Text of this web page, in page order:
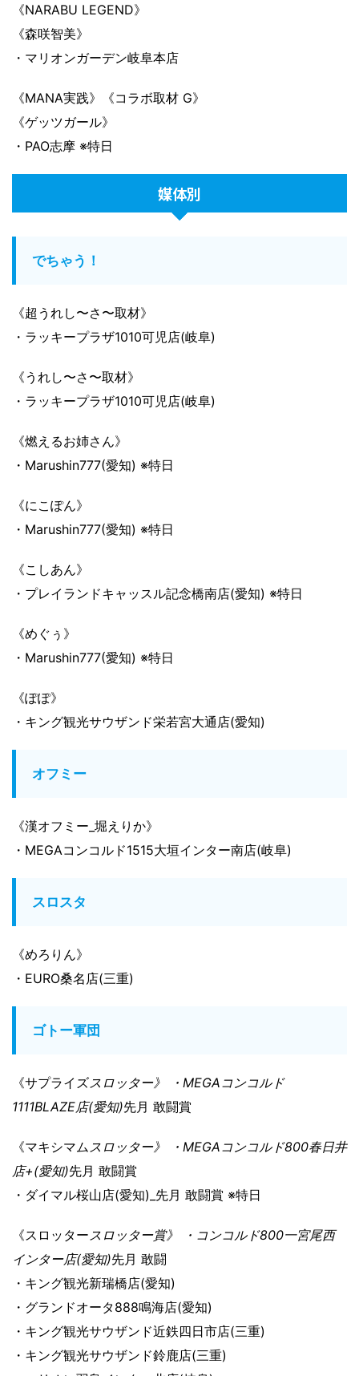
《NARABU LEGEND》
《森咲智美》
・マリオンガーデン岐阜本店
《MANA実践》《コラボ取材 G》
《ゲッツガール》
・PAO志摩 ※特日
媒体別
でちゃう！
《超うれし〜さ〜取材》
・ラッキープラザ1010可児店(岐阜)
《うれし〜さ〜取材》
・ラッキープラザ1010可児店(岐阜)
《燃えるお姉さん》
・Marushin777(愛知) ※特日
《にこぽん》
・Marushin777(愛知) ※特日
《こしあん》
・プレイランドキャッスル記念橋南店(愛知) ※特日
《めぐぅ》
・Marushin777(愛知) ※特日
《ぽぽ》
・キング観光サウザンド栄若宮大通店(愛知)
オフミー
《漢オフミー_堀えりか》
・MEGAコンコルド1515大垣インター南店(岐阜)
スロスタ
《めろりん》
・EURO桑名店(三重)
ゴトー軍団
《サプライズ スロッター》 ・MEGAコンコルド
1111BLAZE店(愛知)先月 敢闘賞
《マキシマム スロッター》 ・MEGAコンコルド800春日井
店+(愛知)先月 敢闘賞
・ダイマル桜山店(愛知)_先月 敢闘賞 ※特日
《スロッター スロッター賞》 ・コンコルド800一宮尾西
インター店(愛知)先月 敢闘
・キング観光新瑞橋店(愛知)
・グランドオータ888鳴海店(愛知)
・キング観光サウザンド近鉄四日市店(三重)
・キング観光サウザンド鈴鹿店(三重)